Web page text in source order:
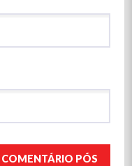
COMENTÁRIO PÓS